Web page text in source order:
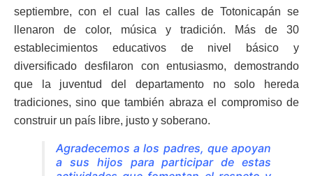
septiembre, con el cual las calles de Totonicapán se
llenaron de color, música y tradición. Más de 30
establecimientos educativos de nivel básico y
diversificado desfilaron con entusiasmo, demostrando
que la juventud del departamento no solo hereda
tradiciones, sino que también abraza el compromiso de
construir un país libre, justo y soberano.
Agradecemos a los padres, que apoyan
a sus hijos para participar de estas